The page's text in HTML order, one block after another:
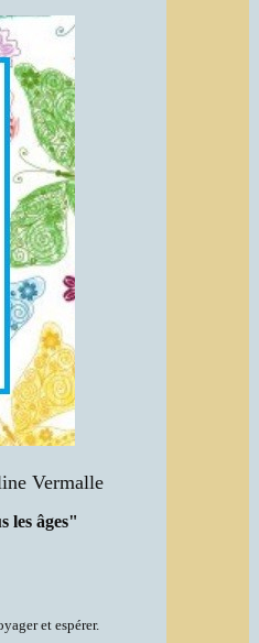
Vermalle
les âges"
et espérer.